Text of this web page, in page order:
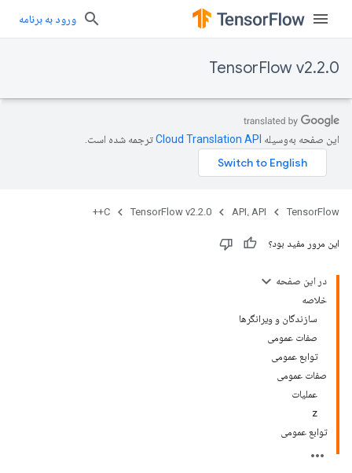
ورود به برنامه
TensorFlow v2.2.0
این صفحه به‌وسیله ترجمه شده است.
TensorFlow API، API TensorFlow v2.2.0
C++
این مرور مفید بود؟
در این صفحه
خلاصه
سازندگان و ویرانگرها
صفات عمومی
توابع عمومی
صفات عمومی
عملیات
z
توابع عمومی